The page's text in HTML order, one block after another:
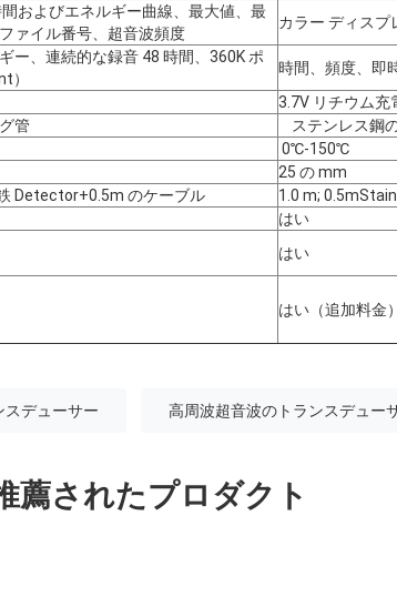
およびエネルギー曲線、最大値、最
ァイル番号、超音波頻度
カラー ディス
ー、連続的な録音 48 時間、360K ポ
）
時間、頻度、即
3.7V リチウム充
管
ステンレス鋼
0℃-150℃
25 の mm
Detector+0.5m のケーブル
1.0 m;
はい
はい
はい（追加料金
デューサー 高周波超音波のトランスデュー
薦されたプロダクト